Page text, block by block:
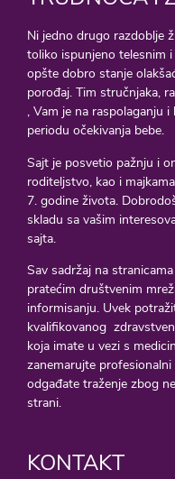
Ni jedno drugo razdoblje
toliko ispunjeno telesnim
opšte dobro stanje
porođaj. Tim stručnjaka,
, Vam je na raspolaganju
periodu očekivanja bebe.
Sajt je posvetio pažnju i
roditeljstvo, kao i
7. godine života.
skladu sa vašim
sajta.
Sav sadržaj na
pratećim društvenim
informisanju. Uvek
kvalifikovanog
koja imate u vezi s
zanemarujte
odgađate traženje zbog
strani.
KONTAKT